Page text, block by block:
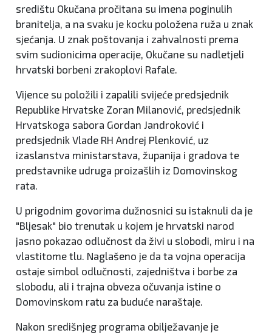
središtu Okučana pročitana su imena poginulih
branitelja, a na svaku je kocku položena ruža u znak
sjećanja. U znak poštovanja i zahvalnosti prema
svim sudionicima operacije, Okučane su nadletjeli
hrvatski borbeni zrakoplovi Rafale.
Vijence su položili i zapalili svijeće predsjednik
Republike Hrvatske Zoran Milanović, predsjednik
Hrvatskoga sabora Gordan Jandroković i
predsjednik Vlade RH Andrej Plenković, uz
izaslanstva ministarstava, županija i gradova te
predstavnike udruga proizašlih iz Domovinskog
rata.
U prigodnim govorima dužnosnici su istaknuli da je
"Bljesak" bio trenutak u kojem je hrvatski narod
jasno pokazao odlučnost da živi u slobodi, miru i na
vlastitome tlu. Naglašeno je da ta vojna operacija
ostaje simbol odlučnosti, zajedništva i borbe za
slobodu, ali i trajna obveza očuvanja istine o
Domovinskom ratu za buduće naraštaje.
Nakon središnjeg programa obilježavanje je